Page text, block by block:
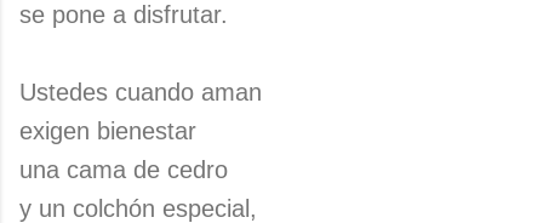
se pone a disfrutar.
Ustedes cuando aman
exigen bienestar
una cama de cedro
y un colchón especial,